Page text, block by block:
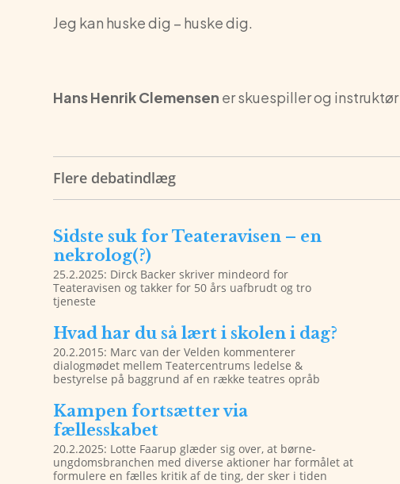
Jeg kan huske dig – huske dig.
Hans Henrik Clemensen er skuespiller og instruktør
Flere debatindlæg
Sidste suk for Teateravisen – en
nekrolog(?)
25.2.2025: Dirck Backer skriver mindeord for
Teateravisen og takker for 50 års uafbrudt og tro
tjeneste
Hvad har du så lært i skolen i dag?
20.2.2015: Marc van der Velden kommenterer
dialogmødet mellem Teatercentrums ledelse &
bestyrelse på baggrund af en række teatres opråb
Kampen fortsætter via
fællesskabet
20.2.2025: Lotte Faarup glæder sig over, at børne-
ungdomsbranchen med diverse aktioner har formålet at
formulere en fælles kritik af de ting, der sker i tiden